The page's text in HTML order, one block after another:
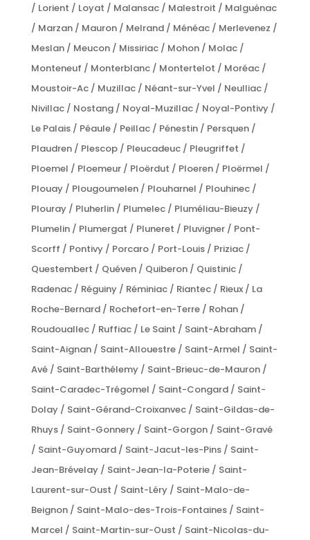
/ Lorient / Loyat / Malansac / Malestroit / Malguénac
/ Marzan / Mauron / Melrand / Ménéac / Merlevenez /
Meslan / Meucon / Missiriac / Mohon / Molac /
Monteneuf / Monterblanc / Montertelot / Moréac /
Moustoir-Ac / Muzillac / Néant-sur-Yvel / Neulliac /
Nivillac / Nostang / Noyal-Muzillac / Noyal-Pontivy /
Le Palais / Péaule / Peillac / Pénestin / Persquen /
Plaudren / Plescop / Pleucadeuc / Pleugriffet /
Ploemel / Ploemeur / Ploërdut / Ploeren / Ploërmel /
Plouay / Plougoumelen / Plouharnel / Plouhinec /
Plouray / Pluherlin / Plumelec / Pluméliau-Bieuzy /
Plumelin / Plumergat / Pluneret / Pluvigner / Pont-
Scorff / Pontivy / Porcaro / Port-Louis / Priziac /
Questembert / Quéven / Quiberon / Quistinic /
Radenac / Réguiny / Réminiac / Riantec / Rieux / La
Roche-Bernard / Rochefort-en-Terre / Rohan /
Roudouallec / Ruffiac / Le Saint / Saint-Abraham /
Saint-Aignan / Saint-Allouestre / Saint-Armel / Saint-
Avé / Saint-Barthélemy / Saint-Brieuc-de-Mauron /
Saint-Caradec-Trégomel / Saint-Congard / Saint-
Dolay / Saint-Gérand-Croixanvec / Saint-Gildas-de-
Rhuys / Saint-Gonnery / Saint-Gorgon / Saint-Gravé
/ Saint-Guyomard / Saint-Jacut-les-Pins / Saint-
Jean-Brévelay / Saint-Jean-la-Poterie / Saint-
Laurent-sur-Oust / Saint-Léry / Saint-Malo-de-
Beignon / Saint-Malo-des-Trois-Fontaines / Saint-
Marcel / Saint-Martin-sur-Oust / Saint-Nicolas-du-